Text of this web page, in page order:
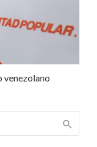
venezolano